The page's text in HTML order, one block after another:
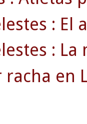
: El
:
racha en